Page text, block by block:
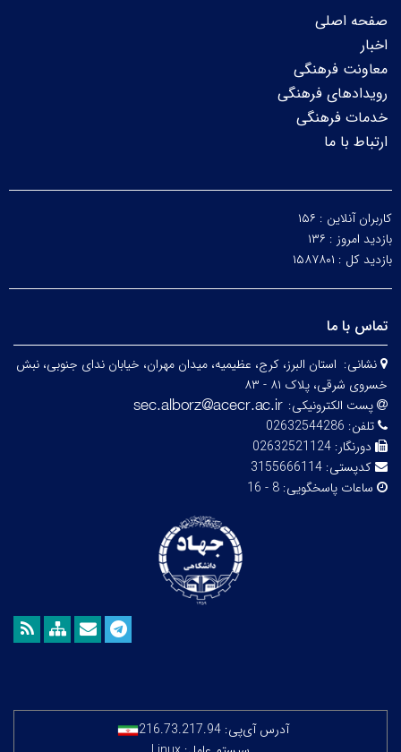
صفحه اصلی
اخبار
معاونت فرهنگی
رویدادهای فرهنگی
خدمات فرهنگی
ارتباط با ما
کاربران آنلاین : ۱۵۶
بازدید امروز : ۱۳۶
بازدید کل : ۱۵۸۷۸۰۱
تماس با ما
نشانی: استان البرز، کرج، عظیمیه، میدان مهران، خیابان ندای جنوبی، نبش
خسروی شرقی، پلاک ۸۱ - ۸۳
پست الکترونیکی:
تلفن: 02632544286
دورنگار: 02632521124
کدپستی: 3155666114
ساعات پاسخگویی: 8 - 16
آدرس آی‌پی: 216.73.217.94